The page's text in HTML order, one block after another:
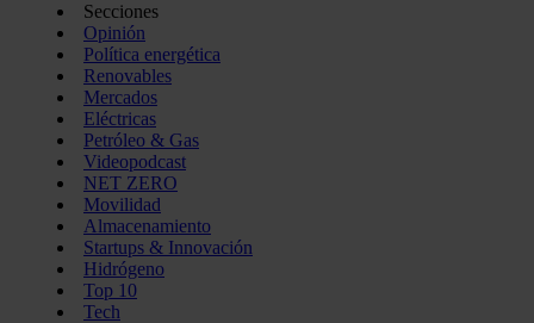
Secciones
Opinión
Política energética
Renovables
Mercados
Eléctricas
Petróleo & Gas
Videopodcast
NET ZERO
Movilidad
Almacenamiento
Startups & Innovación
Hidrógeno
Top 10
Tech